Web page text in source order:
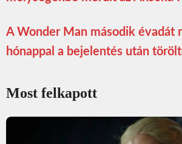
A Wonder Man második évadát
hónappal a bejelentés után
Most felkapott